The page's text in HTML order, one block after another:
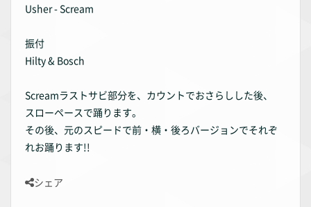
Usher - Scream
振付
Hilty & Bosch
Screamラストサビ部分を、カウントでおさらしした後、
スローペースで踊ります。
その後、元のスピードで前・横・後ろバージョンでそれぞ
れお踊ります!!
シェア